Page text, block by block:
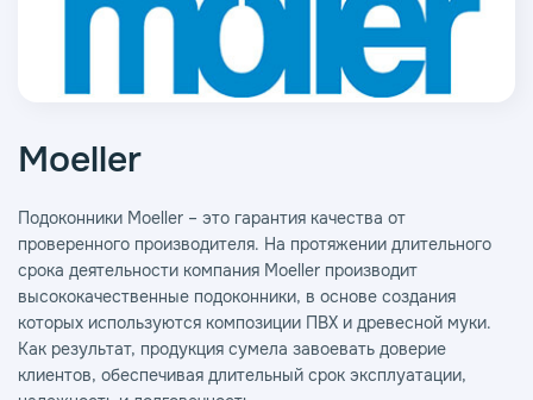
Moeller
Подоконники Moeller – это гарантия качества от
проверенного производителя. На протяжении длительного
срока деятельности компания Moeller производит
высококачественные подоконники, в основе создания
которых используются композиции ПВХ и древесной муки.
Как результат, продукция сумела завоевать доверие
клиентов, обеспечивая длительный срок эксплуатации,